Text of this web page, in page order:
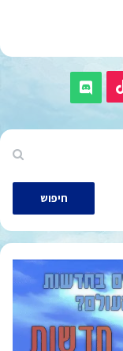
TikTok
Discord
חיפוש: